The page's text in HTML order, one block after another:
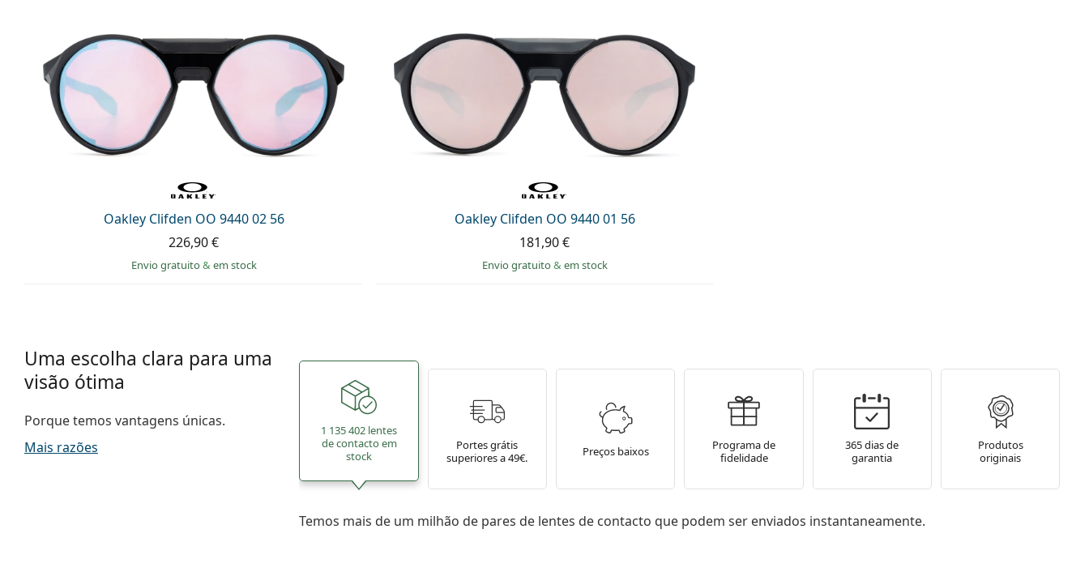
Oakley Clifden OO 9440 02 56
226,90 €
Envio gratuito& em stock
Oakley Clifden OO 9440 01 56
181,90 €
Envio gratuito& em stock
Uma escolha clara para uma
visão ótima
Porque temos vantagens únicas.
Mais razões
1 135 402 lentes
de contacto em
stock
Portes grátis
superiores a 49€.
Preços baixos
Programa de
fidelidade
365 dias de
garantia
Produtos
originais
Temos mais de um milhão de pares de lentes de contacto que podem ser enviados instantaneamente.